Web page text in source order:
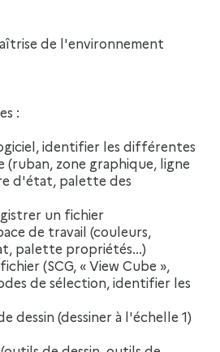
:
identifier les différentes
(ruban, zone graphique, ligne
d'état, palette des
un fichier
de travail (couleurs,
palette propriétés...)
(SCG, « View Cube »,
de sélection, identifier les
dessin (dessiner à l'échelle 1)